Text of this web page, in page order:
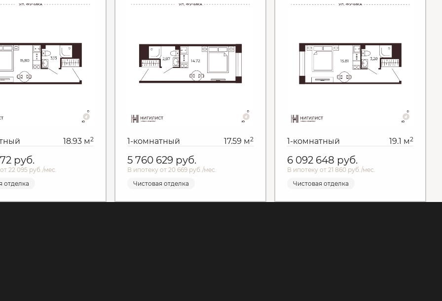
18.93 м2
руб.
22 095 руб./мес.
отделка
1-комнатный 17.59 м2
5 760 629 руб.
В ипотеку от 20 669 руб./мес.
Чистовая отделка
1-комнатный 19.1 м2
6 092 648 руб.
В ипотеку от 21 860 руб./мес.
Чистовая отделка